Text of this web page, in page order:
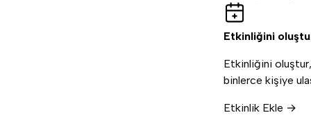
Etkinliğini
Etkinliğini oluştur,
binlerce kişiye
Etkinlik Ekle →